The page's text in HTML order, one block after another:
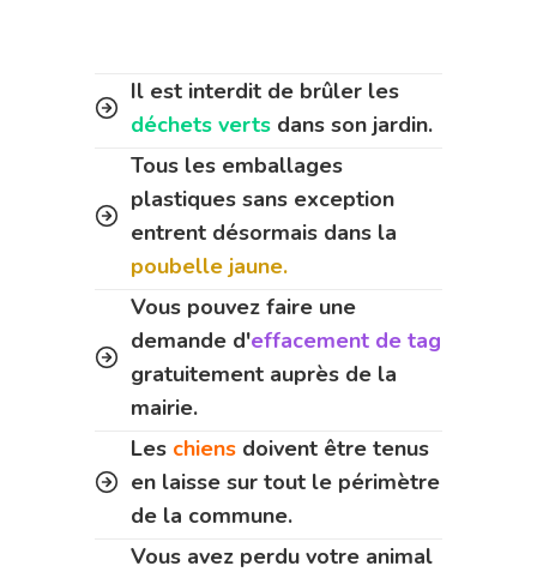
Il est interdit de brûler les
déchets verts dans son jardin.
Tous les emballages
plastiques sans exception
entrent désormais dans la
poubelle jaune.
Vous pouvez faire une
demande d'effacement de tag
gratuitement auprès de la
mairie.
Les chiens doivent être tenus
en laisse sur tout le périmètre
de la commune.
Vous avez perdu votre animal